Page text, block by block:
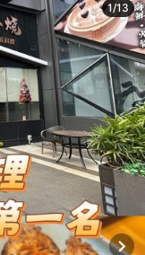
1/13